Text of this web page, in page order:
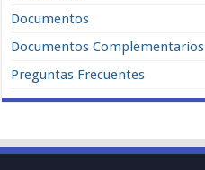
Documentos
Documentos Complementarios
Preguntas Frecuentes